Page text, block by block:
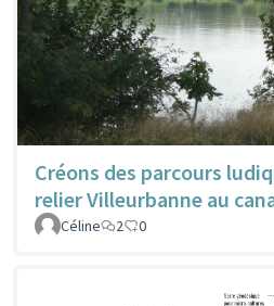
Créons des parcours
relier Villeurbanne au
Céline
2 0